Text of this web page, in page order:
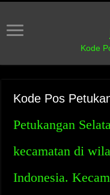
Kode
Kode Pos
Petukangan
kecamatan di
Indonesia.